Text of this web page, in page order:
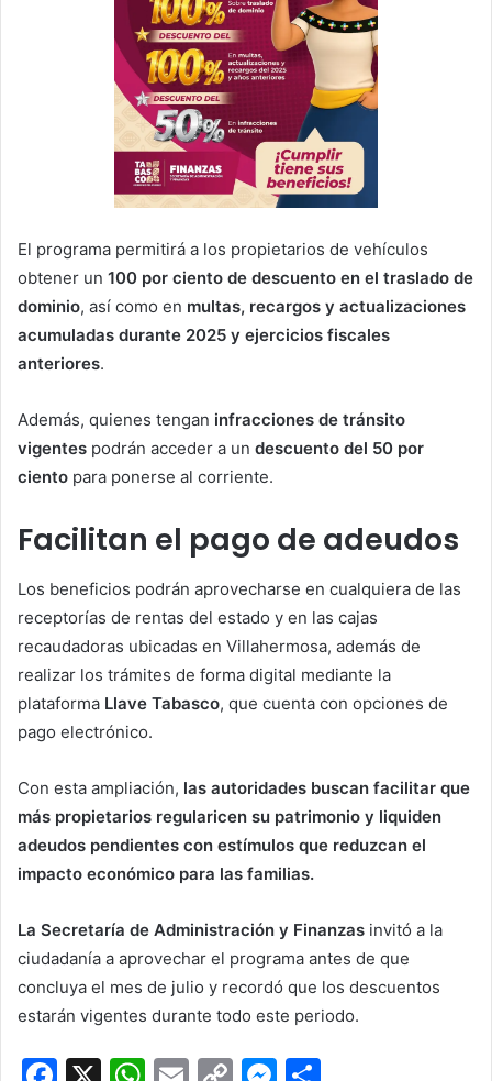
El programa permitirá a los propietarios de vehículos
obtener un 100 por ciento de descuento en el traslado de
dominio, así como en multas, recargos y actualizaciones
acumuladas durante 2025 y ejercicios fiscales
anteriores.
Además, quienes tengan infracciones de tránsito
vigentes podrán acceder a un descuento del 50 por
ciento para ponerse al corriente.
Facilitan el pago de adeudos
Los beneficios podrán aprovecharse en cualquiera de las
receptorías de rentas del estado y en las cajas
recaudadoras ubicadas en Villahermosa, además de
realizar los trámites de forma digital mediante la
plataforma Llave Tabasco, que cuenta con opciones de
pago electrónico.
Con esta ampliación, las autoridades buscan facilitar que
más propietarios regularicen su patrimonio y liquiden
adeudos pendientes con estímulos que reduzcan el
impacto económico para las familias.
La Secretaría de Administración y Finanzas invitó a la
ciudadanía a aprovechar el programa antes de que
concluya el mes de julio y recordó que los descuentos
estarán vigentes durante todo este periodo.